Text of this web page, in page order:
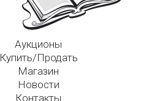
Аукционы
Купить/Продать
Магазин
Новости
Контакты